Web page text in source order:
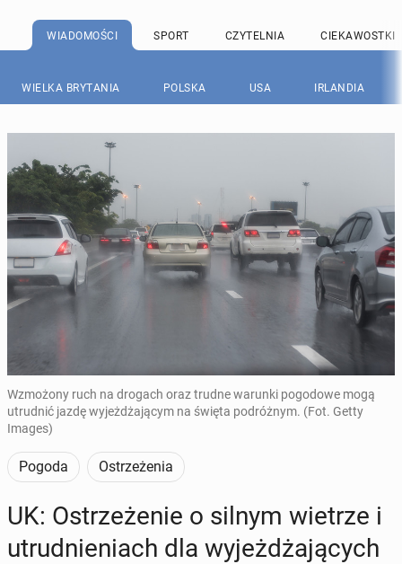
WIADOMOŚCI SPORT CZYTELNIA CIEKAWOSTKI
WIELKA BRYTANIA POLSKA USA IRLANDIA
Wzmożony ruch na drogach oraz trudne warunki pogodowe mogą
utrudnić jazdę wyjeżdżającym na święta podróżnym. (Fot. Getty
Images)
Pogoda Ostrzeżenia
UK: Ostrze­że­nie o silnym wietrze i
utrud­nie­niach dla wy­jeż­dża­ją­cych